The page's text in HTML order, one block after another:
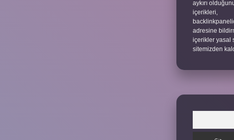
aykırı
içerikleri,
adresine
içerikler yasal
sitemizden